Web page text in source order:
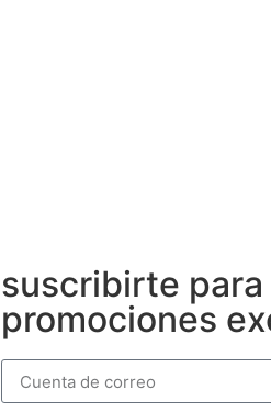
suscribirte
promociones